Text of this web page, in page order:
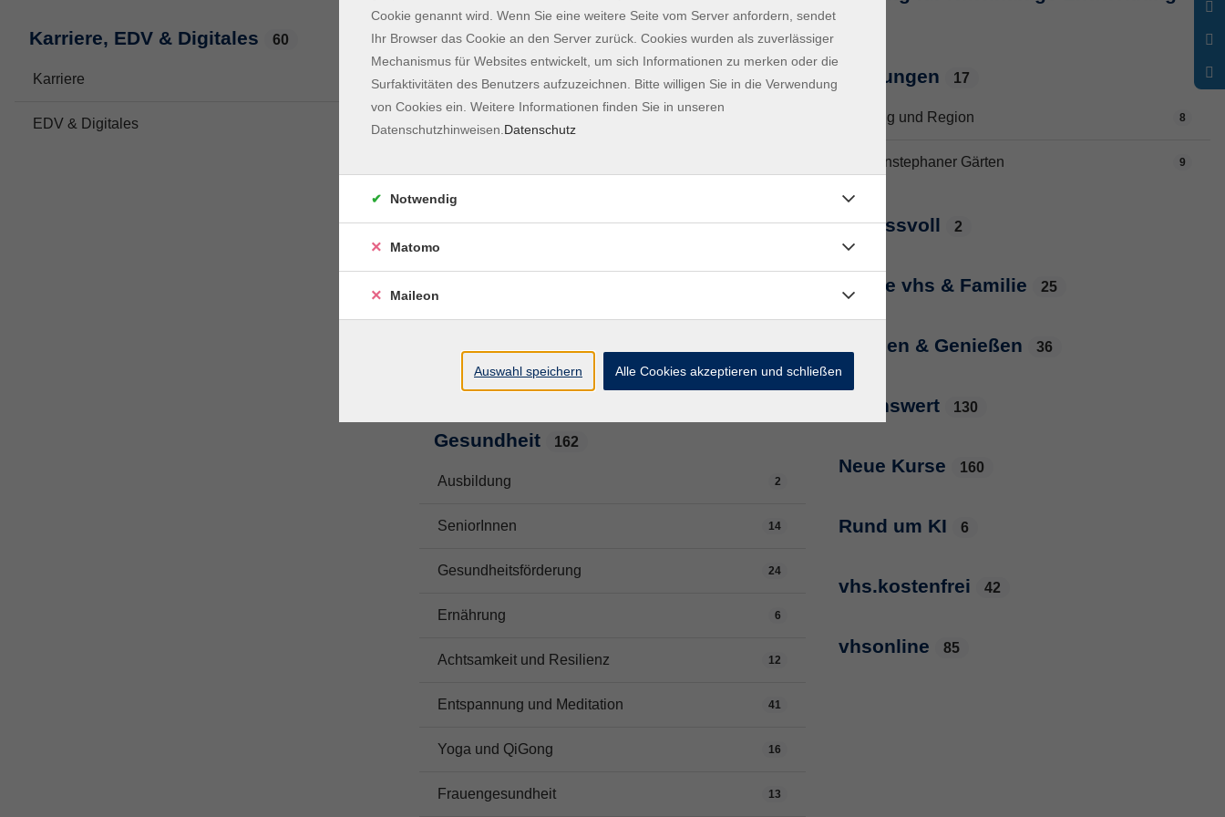
Karriere, EDV & Digitales 60
Karriere 33
EDV & Digitales 32
Georgisch 1
Japanisch 3
Koreanisch
Norwegisch
Portugiesisch
Online Sprachen 14
Gesundheit 162
Ausbildung 2
SeniorInnen 14
Gesundheitsförderung 24
Ernährung 6
Achtsamkeit und Resilienz 12
Entspannung und Meditation 41
Yoga und QiGong 16
Frauengesundheit 13
Führungen 17
Freising und Region 8
Weihenstephaner Gärten 9
genussvoll 2
Junge vhs & Familie 25
Kochen & Genießen 36
lebenswert 130
Neue Kurse 160
Rund um KI 6
vhs.kostenfrei 42
vhsonline 85
Cookie genannt wird. Wenn Sie eine weitere Seite vom Server anfordern, sendet
Ihr Browser das Cookie an den Server zurück. Cookies wurden als zuverlässiger
Mechanismus für Websites entwickelt, um sich Informationen zu merken oder die
Surfaktivitäten des Benutzers aufzuzeichnen. Bitte willigen Sie in die Verwendung
von Cookies ein. Weitere Informationen finden Sie in unseren
Datenschutzhinweisen. Datenschutz
Notwendig
Matomo
Maileon
Auswahl speichern Alle Cookies akzeptieren und schließen